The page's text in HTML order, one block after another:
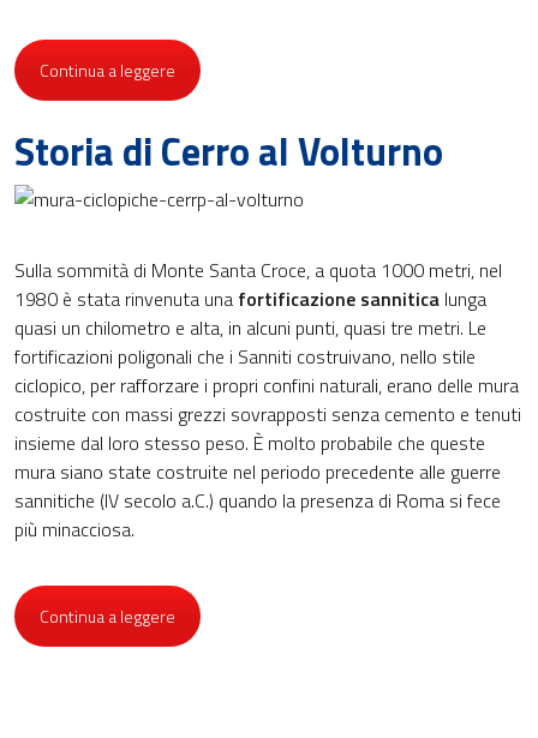
Continua a leggere
Storia di Cerro al Volturno
Sulla sommità di Monte Santa Croce, a quota 1000 metri, nel
1980 è stata rinvenuta una fortificazione sannitica lunga
quasi un chilometro e alta, in alcuni punti, quasi tre metri. Le
fortificazioni poligonali che i Sanniti costruivano, nello stile
ciclopico, per rafforzare i propri confini naturali, erano delle mura
costruite con massi grezzi sovrapposti senza cemento e tenuti
insieme dal loro stesso peso. È molto probabile che queste
mura siano state costruite nel periodo precedente alle guerre
sannitiche (IV secolo a.C.) quando la presenza di Roma si fece
più minacciosa.
Continua a leggere